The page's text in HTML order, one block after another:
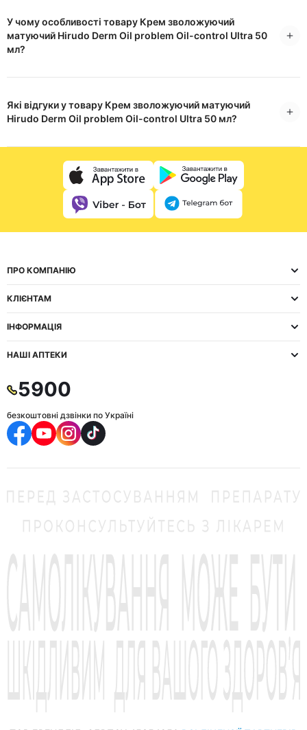
У чому особливості товару Крем зволожуючий
матуючий Hirudo Derm Oil problem Oil-control Ultra 50
мл?
Які відгуки у товару Крем зволожуючий матуючий
Hirudo Derm Oil problem Oil-control Ultra 50 мл?
ПРО КОМПАНІЮ
КЛІЄНТАМ
ІНФОРМАЦІЯ
НАШІ АПТЕКИ
5900
безкоштовні дзвінки по Україні